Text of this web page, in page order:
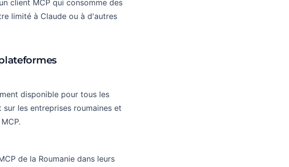
client MCP qui consomme des
limité à Claude ou à d'autres
disponible pour tous les
les entreprises roumaines et
de la Roumanie dans leurs